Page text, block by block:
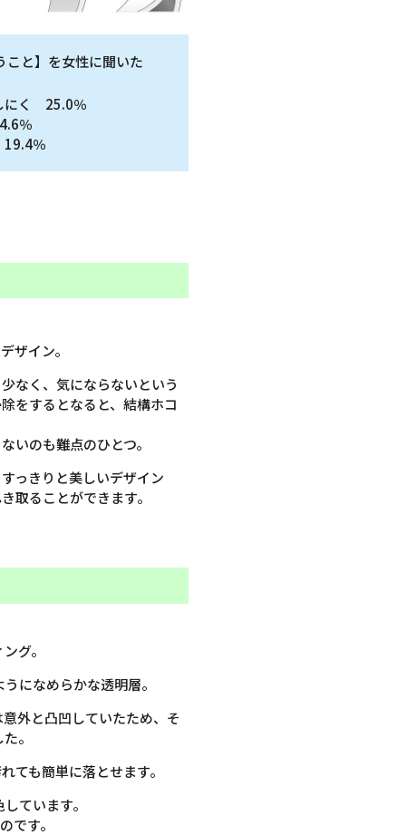
こと】を女性に聞いた
にく 25.0％
％
％
ザイン。
なく、気にならないという
をするとなると、結構ホコ
いのも難点のひとつ。
っきりと美しいデザイン
取ることができます。
グ。
になめらかな透明層。
外と凸凹していたため、そ
。
ても簡単に落とせます。
ています。
です。